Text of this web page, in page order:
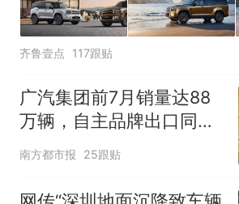
齐鲁壹点 117跟贴
广汽集团前7月销量达88
万辆，自主品牌出口同比
增130%
南方都市报 25跟贴